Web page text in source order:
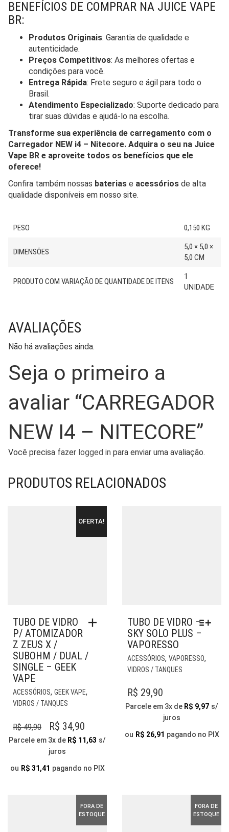
BENEFÍCIOS DE COMPRAR NA JUICE VAPE
BR:
Produtos Originais: Garantia de qualidade e
autenticidade.
Preços Competitivos: As melhores ofertas e
condições para você.
Entrega Rápida: Frete seguro e ágil para todo o
Brasil.
Atendimento Especializado: Suporte dedicado para
tirar suas dúvidas e ajudá-lo na escolha.
Transforme sua experiência de carregamento com o
Carregador NEW i4 – Nitecore. Adquira o seu na Juice
Vape BR e aproveite todos os benefícios que ele
oferece!
Confira também nossas baterias e acessórios de alta
qualidade disponíveis em nosso site.
PESO 0,150 KG
DIMENSÕES
5,0 × 5,0 ×
5,0 CM
PRODUTO COM VARIAÇÃO DE QUANTIDADE DE ITENS
1
UNIDADE
AVALIAÇÕES
Não há avaliações ainda.
Seja o primeiro a
avaliar “CARREGADOR
NEW I4 – NITECORE”
Você precisa fazer logged in para enviar uma avaliação.
PRODUTOS RELACIONADOS
OFERTA!
TUBO DE VIDRO
P/ ATOMIZADOR
Z ZEUS X /
SUBOHM / DUAL /
SINGLE – GEEK
VAPE
ACESSÓRIOS, GEEK VAPE,
VIDROS / TANQUES
R$49,90
O
PREÇO
ORIGINAL
ERA:
R$ 34,90
PREÇO
É:
Parcele em 3x de R$ 11,63 s/
juros
ou R$ 31,41 pagando no PIX
TUBO DE VIDRO –
SKY SOLO PLUS –
VAPORESSO
ACESSÓRIOS, VAPORESSO,
VIDROS / TANQUES
AS
R$ 29,90
Parcele em 3x de R$ 9,97 s/
juros
ou R$ 26,91 pagando no PIX
FORA DE
ESTOQUE
FORA DE
ESTOQUE